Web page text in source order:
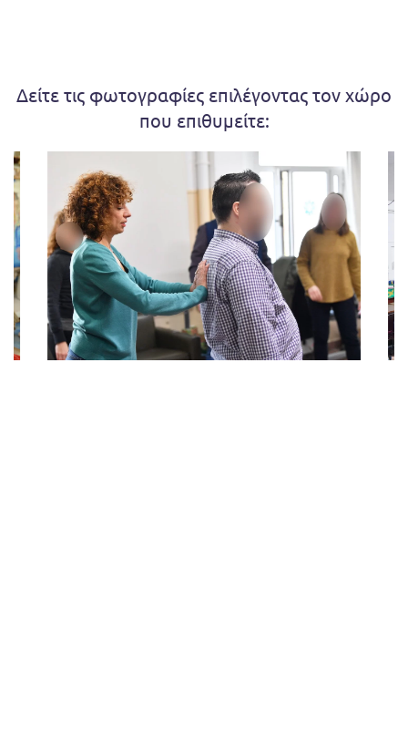
Δείτε τις φωτογραφίες επιλέγοντας τον χώρο
που επιθυμείτε: